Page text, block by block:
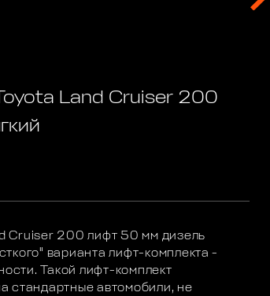
Land Cruiser 200
Cruiser 200 лифт 50 мм дизель
варианта лифт-комплекта -
Такой лифт-комплект
стандартные автомобили, не